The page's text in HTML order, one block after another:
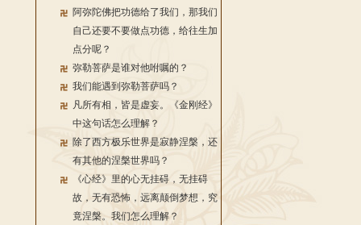
阿弥陀佛把功德给了我们，那我们
自己还要不要做点功德，给往生加
点分呢？
弥勒菩萨是谁对他咐嘱的？
我们能遇到弥勒菩萨吗？
凡所有相，皆是虚妄。《金刚经》
中这句话怎么理解？
除了西方极乐世界是寂静涅槃，还
有其他的涅槃世界吗？
《心经》里的心无挂碍，无挂碍
故，无有恐怖，远离颠倒梦想，究
竟涅槃。我们怎么理解？